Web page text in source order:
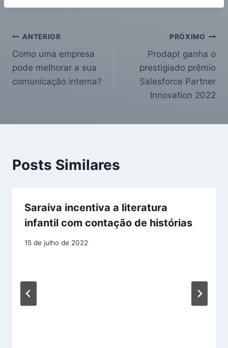
ANTERIOR
Como uma empresa
pode melhorar a sua
comunicação interna?
PRÓXIMO
Prodapt ganha o
prestigiado prêmio
Salesforce Partner
Innovation 2022
Posts Similares
Saraiva incentiva a literatura
infantil com contação de histórias
15 de julho de 2022